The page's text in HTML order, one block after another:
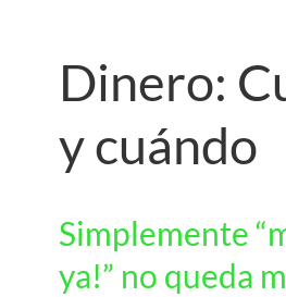
Dinero:
y cuándo
Simplemente
ya!” no queda